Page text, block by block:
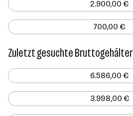
2.900,00 €
700,00 €
Zuletzt gesuchte Bruttogehälter
6.586,00 €
3.998,00 €